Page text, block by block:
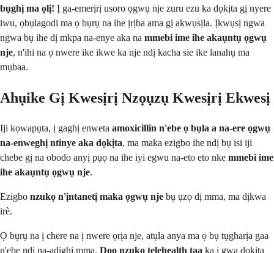
bụghị ma ọlị! Ị ga-emerịrị usoro ọgwụ nje zuru ezu ka dọkịta gị nyere
iwu, ọbụlagodi ma ọ bụrụ na ihe ịrịba ama gị akwụsịla. Ịkwụsị ngwa
ngwa bụ ihe dị mkpa na-enye aka na mmebi ime ihe akaụntụ ọgwụ
nje, n'ihi na ọ nwere ike ikwe ka nje ndị kacha sie ike lanahụ ma
mụbaa.
Ahụike Gị Kwesịrị Nzọụzụ Kwesịrị Ekwesị
Iji kọwapụta, ị gaghị enweta amoxicillin n'ebe ọ bụla a na-ere ọgwụ
na-enweghị ntinye aka dọkịta, ma maka ezigbo ihe ndị bụ isi iji
chebe gị na obodo anyị pụọ na ihe iyi egwu na-eto eto nke mmebi ime
ihe akaụntụ ọgwụ nje.
Ezigbo nzukọ n'ịntanetị maka ọgwụ nje bụ ụzọ dị mma, ma dịkwa
irè.
Ọ bụrụ na ị chere na ị nwere ọrịa nje, atụla anya ma ọ bụ tụgharịa gaa
n'ebe ndị na-adịghị mma. Doo nzukọ telehealth taa ka ị gwa dọkịta